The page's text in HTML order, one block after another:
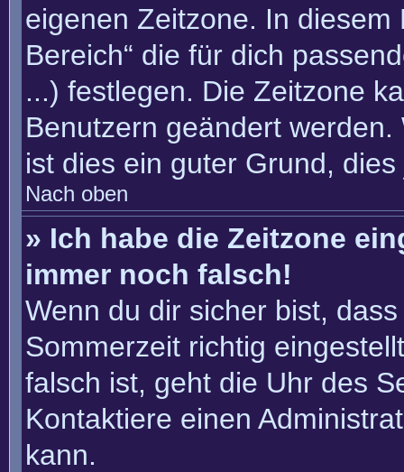
eigenen Zeitzone. In diesem
Bereich“ die für dich
...) festlegen. Die Zeitzone
Benutzern geändert
ist dies ein guter Grund,
Nach oben
» Ich habe die Zeitzone
immer noch falsch!
Wenn du dir sicher bist,
Sommerzeit richtig
falsch ist, geht die Uhr des
Kontaktiere einen
kann.